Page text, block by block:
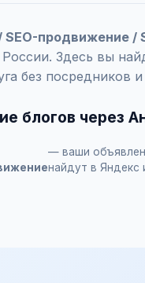
SEO-продвижение /
Здесь вы
без посредников
блогов через
— ваши
найдут в Яндекс